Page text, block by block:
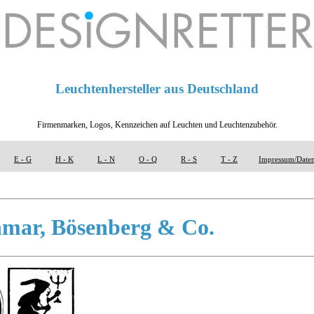
Leuchtenhersteller aus Deutschland
Firmenmarken, Logos, Kennzeichen auf Leuchten und Leuchtenzubehör.
E - G H - K L - N O - Q R - S T - Z Impressum/
Bösenberg & Co.